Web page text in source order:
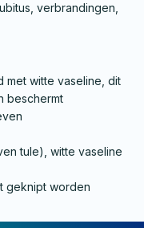
verbrandingen,
met witte vaseline, dit
beschermt
tule), witte vaseline
geknipt worden